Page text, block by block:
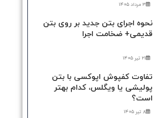
۳ مرداد ۱۴۰۵
نحوه اجرای بتن جدید بر روی بتن
قدیمی+ ضخامت اجرا
۲۱ تیر ۱۴۰۵
تفاوت کفپوش اپوکسی با بتن
پولیشی یا ویگلس، کدام بهتر
است؟
۸ تیر ۱۴۰۵